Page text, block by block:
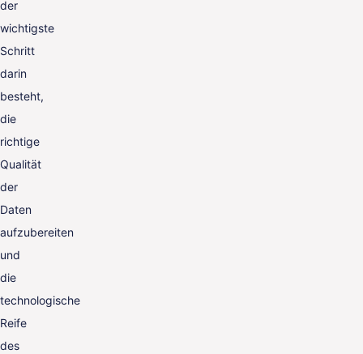
der
wichtigste
Schritt
darin
besteht,
die
richtige
Qualität
der
Daten
aufzubereiten
und
die
technologische
Reife
des